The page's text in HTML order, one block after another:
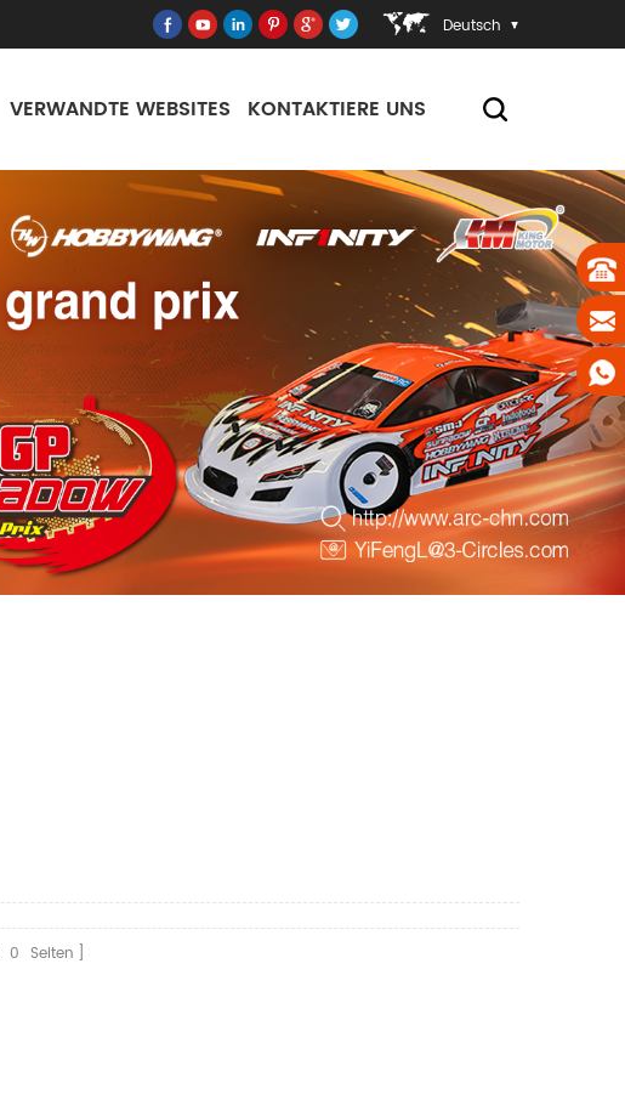
Deutsch
VERWANDTE WEBSITES KONTAKTIERE UNS
0 Seiten